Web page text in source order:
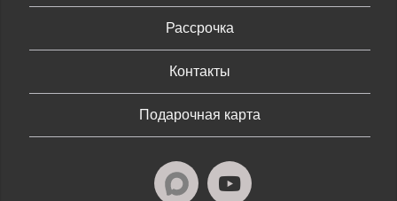
Рассрочка
Контакты
Подарочная карта